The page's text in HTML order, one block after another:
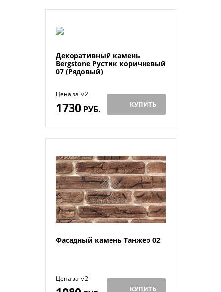
Декоративный камень
Bergstone Рустик коричневый
07 (Рядовый)
Цена за м2
1730РУБ. КУПИТЬ
Фасадный камень Танжер 02
Цена за м2
КУПИТЬ